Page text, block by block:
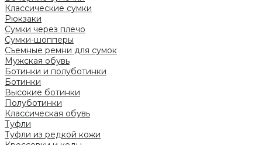
Классические сумки
Рюкзаки
Сумки через плечо
Сумки-шопперы
Съемные ремни для сумок
Мужская обувь
Ботинки и полуботинки
Ботинки
Высокие ботинки
Полуботинки
Классическая обувь
Туфли
Туфли из редкой кожи